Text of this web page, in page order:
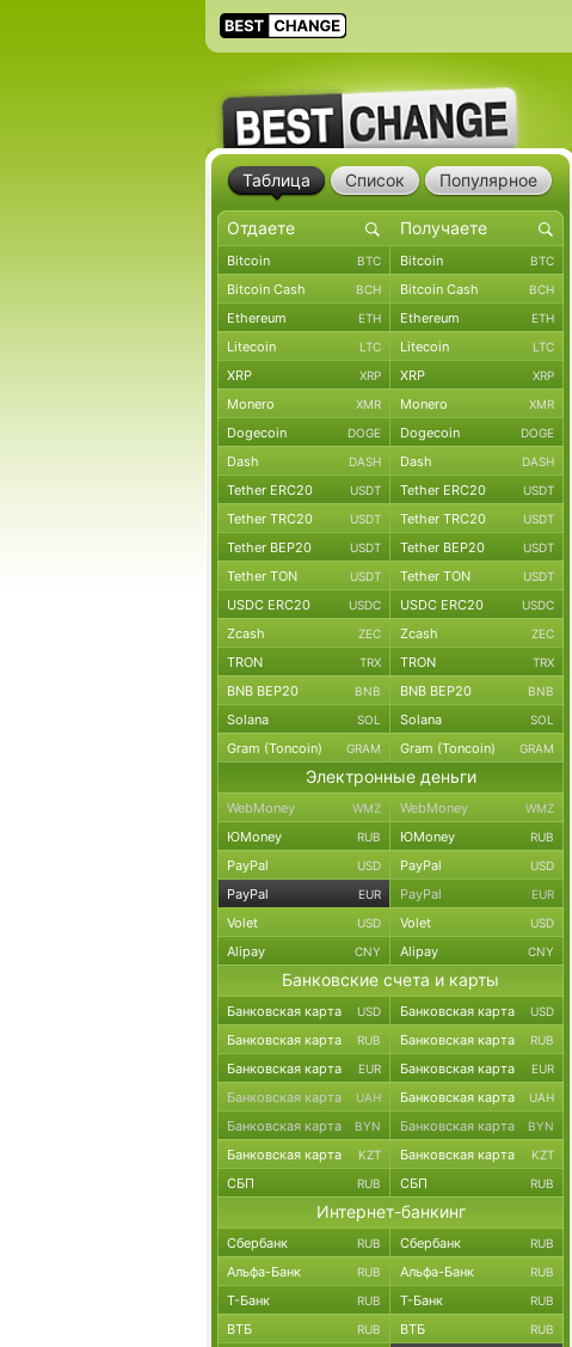
Таблица Список Популярное
Bitcoin BTC Bitcoin BTC
Bitcoin Cash BCH Bitcoin Cash BCH
Ethereum ETH Ethereum ETH
Litecoin LTC Litecoin LTC
XRP XRP XRP XRP
Monero XMR Monero XMR
Dogecoin DOGE Dogecoin DOGE
Dash DASH Dash DASH
Tether ERC20 USDT Tether ERC20 USDT
Tether TRC20 USDT Tether TRC20 USDT
Tether BEP20 USDT Tether BEP20 USDT
Tether TON USDT Tether TON USDT
USDC ERC20 USDC USDC ERC20 USDC
Zcash ZEC Zcash ZEC
TRON TRX TRON TRX
BNB BEP20 BNB BNB BEP20 BNB
Solana SOL Solana SOL
Gram (Toncoin) GRAM Gram (Toncoin) GRAM
Электронные деньги
WebMoney WMZ WebMoney WMZ
ЮMoney RUB ЮMoney RUB
PayPal USD PayPal USD
PayPal EUR PayPal EUR
Volet USD Volet USD
Alipay CNY Alipay CNY
Банковские счета и карты
Банковская карта USD Банковская карта USD
Банковская карта RUB Банковская карта RUB
Банковская карта EUR Банковская карта EUR
Банковская карта UAH Банковская карта UAH
Банковская карта BYN Банковская карта BYN
Банковская карта KZT Банковская карта KZT
СБП RUB СБП RUB
Интернет-банкинг
Сбербанк RUB Сбербанк RUB
Альфа-Банк RUB Альфа-Банк RUB
Т-Банк RUB Т-Банк RUB
ВТБ RUB ВТБ RUB